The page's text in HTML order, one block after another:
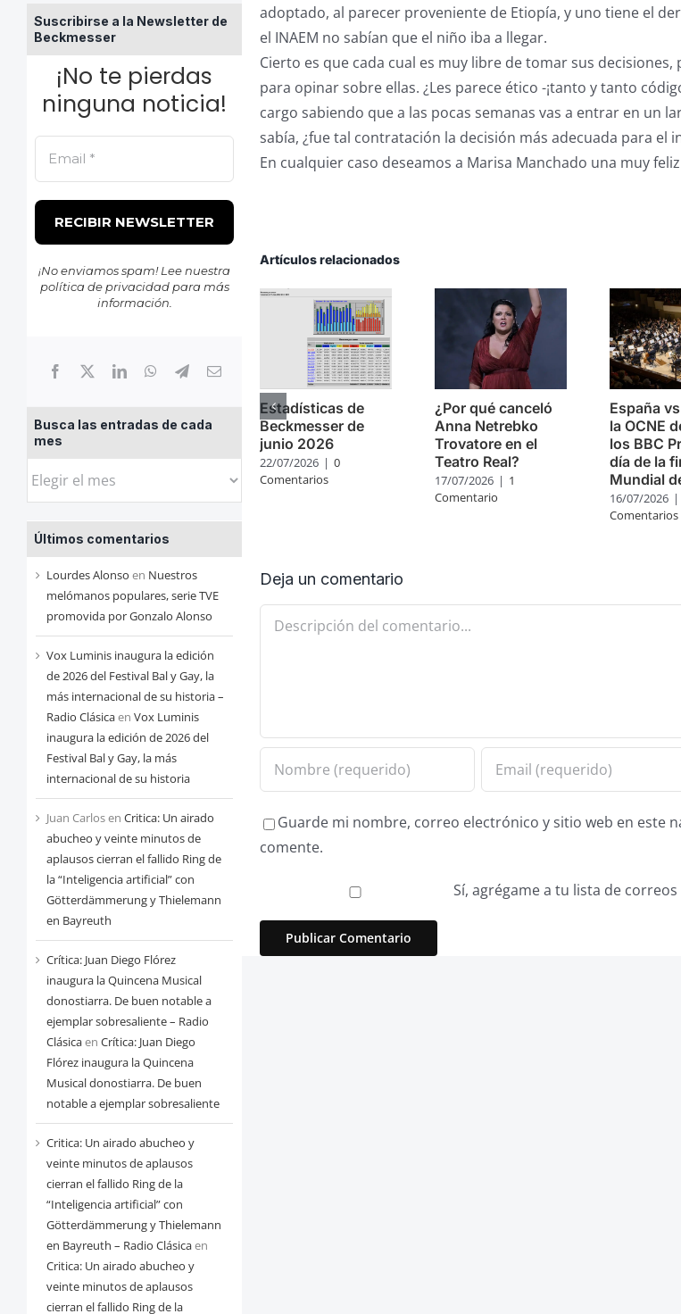
Suscribirse a la Newsletter de
Beckmesser
¡No te pierdas
ninguna noticia!
¡No enviamos spam! Lee nuestra
política de privacidadpara más
información.
Busca las entradas de cada
mes
Busca
entradas
de
cada
mes
Últimos comentarios
Lourdes Alonso en Nuestros
melómanos populares, serie TVE
promovida por Gonzalo Alonso
Vox Luminis inaugura la edición
de 2026 del Festival Bal y Gay, la
más internacional de su historia –
Radio Clásicaen Vox Luminis
inaugura la edición de 2026 del
Festival Bal y Gay, la más
internacional de su historia
Juan Carlosen Critica: Un airado
abucheo y veinte minutos de
aplausos cierran el fallido Ring de
la “Inteligencia artificial” con
Götterdämmerung y Thielemann
en Bayreuth
Crítica: Juan Diego Flórez
inaugura la Quincena Musical
donostiarra. De buen notable a
ejemplar sobresaliente – Radio
Clásicaen Crítica: Juan Diego
Flórez inaugura la Quincena
Musical donostiarra. De buen
notable a ejemplar sobresaliente
Critica: Un airado abucheo y
veinte minutos de aplausos
cierran el fallido Ring de la
“Inteligencia artificial” con
Götterdämmerung y Thielemann
en Bayreuth – Radio Clásicaen
Critica: Un airado abucheo y
veinte minutos de aplausos
cierran el fallido Ring de la
adoptado, al parecer proveniente de Etiopía, y uno tiene el
el INAEM no sabían que el niño iba a llegar.
Cierto es que cada cual es muy libre de tomar sus
para opinar sobre ellas. ¿Les parece ético -¡tanto y tanto
cargo sabiendo que a las pocas semanas vas a entrar en un
sabía, ¿fue tal contratación la decisión más adecuada para el
En cualquier caso deseamos a Marisa Manchado una muy
Artículos relacionados
Estadísticas de
Beckmesser de
junio 2026
22/07/2026 | 0
Comentarios
¿Por qué canceló
Anna Netrebko
Trovatore en el
Teatro Real?
17/07/2026 | 1
Comentario
España
la OCNE
los BBC
día de la
Mundial
16/07/2026 |
Comentarios
Deja un comentario
Comentario
Guarde mi nombre, correo electrónico y sitio web en este
comente.
Sí, agrégame a tu lista de correos